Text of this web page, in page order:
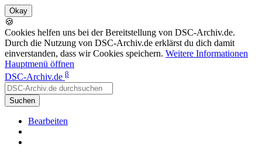
🍪
Cookies helfen uns bei der Bereitstellung von DSC-Archiv.de.
Durch die Nutzung von DSC-Archiv.de erklärst du dich damit
einverstanden, dass wir Cookies speichern. Weitere Informationen
Hauptmenü öffnen
DSC-Archiv.de β
Suchen
Bearbeiten